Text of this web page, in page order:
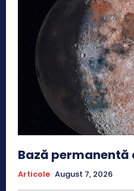
Bază permanentă
Articole August 7, 2026